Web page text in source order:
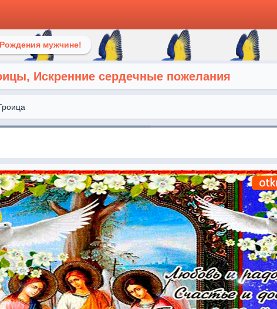
мужчине!
Искренние сердечные пожелания